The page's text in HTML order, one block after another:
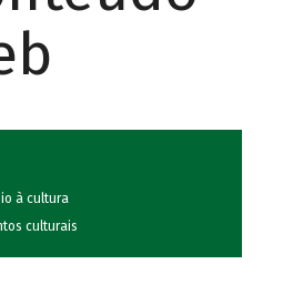
à cultura
culturais